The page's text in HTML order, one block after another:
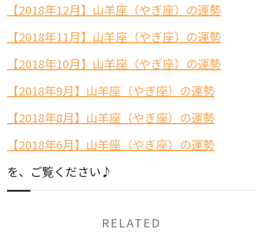
【2018年12月】山羊座（やぎ座）の運勢
【2018年11月】山羊座（やぎ座）の運勢
【2018年10月】山羊座（やぎ座）の運勢
【2018年9月】山羊座（やぎ座）の運勢
【2018年8月】山羊座（やぎ座）の運勢
【2018年6月】山羊座（やぎ座）の運勢
を、ご覧ください♪
RELATED